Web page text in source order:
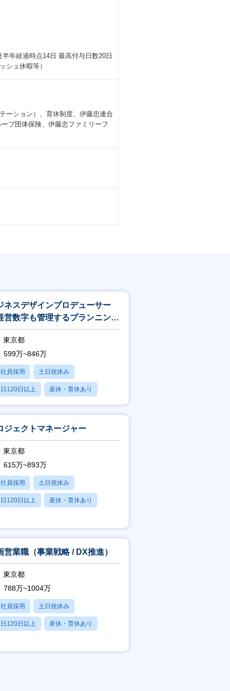
年経過時点14⽇ 最⾼付与⽇数20⽇
シュ休暇等）
ーション）、育休制度、伊藤忠連合
プ団体保険、伊藤忠ファミリーフ
ネスデザインプロデューサー
営数字も管理するプランニング
職）
東京都
599万~846万
員採用 土日祝休み
120日以上 産休・育休あり
業20時間以内
ジェクトマネージャー
東京都
615万~893万
員採用 土日祝休み
120日以上 産休・育休あり
営業職（事業戦略 / DX推進）
東京都
788万~1004万
員採用 土日祝休み
120日以上 産休・育休あり